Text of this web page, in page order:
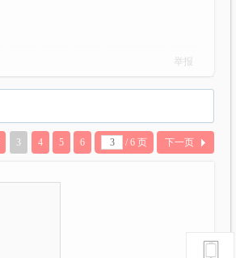
举报
3 4 5 6 / 6 页 下一页